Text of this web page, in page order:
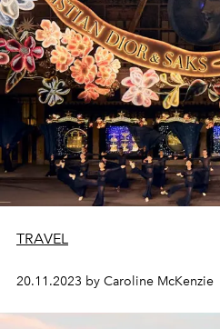
TRAVEL
20.11.2023 by Caroline McKenzie